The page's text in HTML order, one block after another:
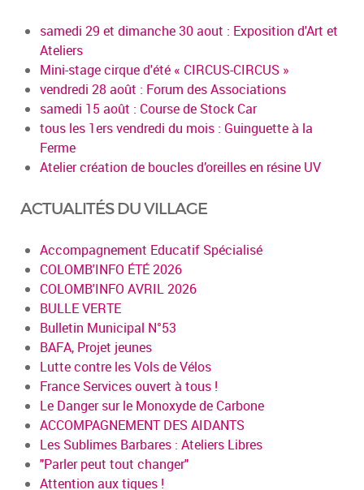
samedi 29 et dimanche 30 aout : Exposition d'Art et
Ateliers
Mini-stage cirque d'été « CIRCUS-CIRCUS »
vendredi 28 août : Forum des Associations
samedi 15 août : Course de Stock Car
tous les 1ers vendredi du mois : Guinguette à la
Ferme
Atelier création de boucles d’oreilles en résine UV
ACTUALITÉS DU VILLAGE
Accompagnement Educatif Spécialisé
COLOMB'INFO ÉTÉ 2026
COLOMB'INFO AVRIL 2026
BULLE VERTE
Bulletin Municipal N°53
BAFA, Projet jeunes
Lutte contre les Vols de Vélos
France Services ouvert à tous !
Le Danger sur le Monoxyde de Carbone
ACCOMPAGNEMENT DES AIDANTS
Les Sublimes Barbares : Ateliers Libres
"Parler peut tout changer"
Attention aux tiques !